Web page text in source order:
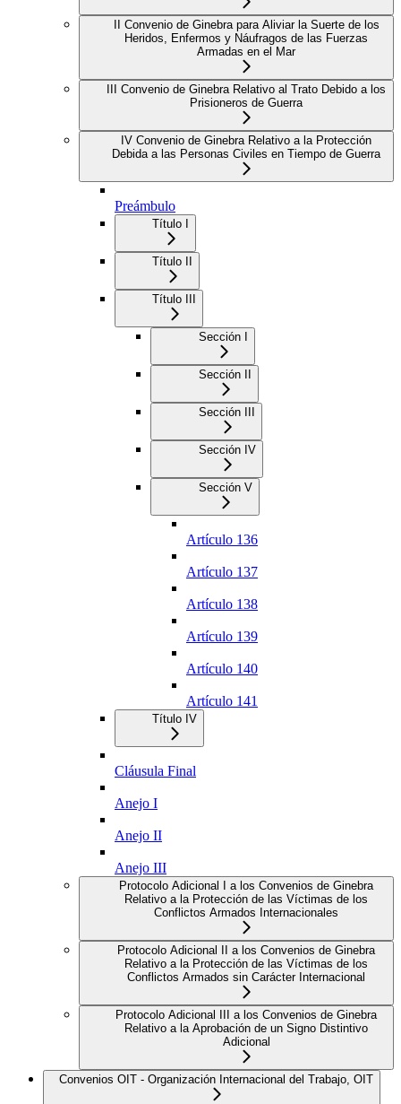
II Convenio de Ginebra para Aliviar la Suerte de los
Heridos, Enfermos y Náufragos de las Fuerzas
Armadas en el Mar
III Convenio de Ginebra Relativo al Trato Debido a los
Prisioneros de Guerra
IV Convenio de Ginebra Relativo a la Protección
Debida a las Personas Civiles en Tiempo de Guerra
Preámbulo
Título I
Título II
Título III
Sección I
Sección II
Sección III
Sección IV
Sección V
Artículo 136
Artículo 137
Artículo 138
Artículo 139
Artículo 140
Artículo 141
Título IV
Cláusula Final
Anejo I
Anejo II
Anejo III
Protocolo Adicional I a los Convenios de Ginebra
Relativo a la Protección de las Víctimas de los
Conflictos Armados Internacionales
Protocolo Adicional II a los Convenios de Ginebra
Relativo a la Protección de las Víctimas de los
Conflictos Armados sin Carácter Internacional
Protocolo Adicional III a los Convenios de Ginebra
Relativo a la Aprobación de un Signo Distintivo
Adicional
Convenios OIT - Organización Internacional del Trabajo, OIT